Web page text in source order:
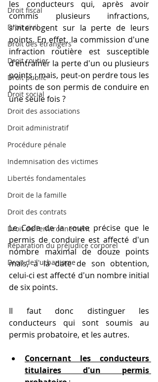
Droit fiscal
Droit civil
Droit des étrangers
Droit routier
Droit public
Droit social
Droit des associations
Droit administratif
Procédure pénale
Indemnisation des victimes
Libertés fondamentales
Droit de la famille
Droit des contrats
Droit de l'environnement
Réparation du préjudice corporel
Droit de l'urbanisme
les conducteurs qui, après avoir
commis plusieurs infractions,
s'interrogent sur la perte de leurs
points. En effet, la commission d'une
infraction routière est susceptible
d'entraîner la perte d'un ou plusieurs
points ; mais, peut-on perdre tous les
points de son permis de conduire en
une seule fois ?
Le Code de la route précise que le
permis de conduire est affecté d'un
nombre maximal de douze points
mais, à la date de son obtention,
celui-ci est affecté d'un nombre initial
de six points.
Il faut donc distinguer les
conducteurs qui sont soumis au
permis probatoire, et les autres.
Concernant les conducteurs
titulaires d'un permis